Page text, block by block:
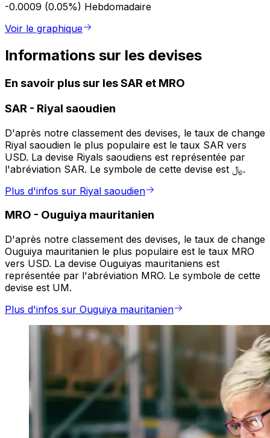
-0.0009 (0.05%) Hebdomadaire
Voir le graphique
Informations sur les devises
En savoir plus sur les SAR et MRO
SAR - Riyal saoudien
D'après notre classement des devises, le taux de change
Riyal saoudien le plus populaire est le taux SAR vers
USD. La devise Riyals saoudiens est représentée par
l'abréviation SAR. Le symbole de cette devise est ﷼.
Plus d'infos sur Riyal saoudien
MRO - Ouguiya mauritanien
D'après notre classement des devises, le taux de change
Ouguiya mauritanien le plus populaire est le taux MRO
vers USD. La devise Ouguiyas mauritaniens est
représentée par l'abréviation MRO. Le symbole de cette
devise est UM.
Plus d'infos sur Ouguiya mauritanien